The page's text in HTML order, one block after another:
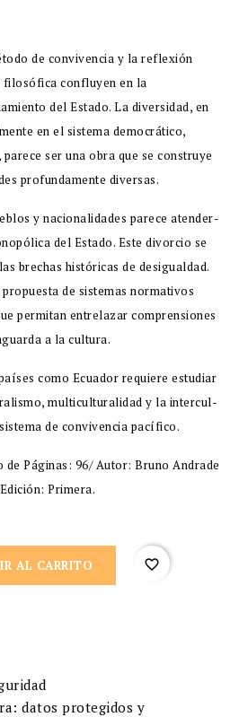
de convivencia y la reflexión
confluyen en la
del Estado. La diversidad, en
en el sistema democrático,
ser una obra que se construye
profundamente diversas.
y nacionalidades parece atender­
del Estado. Este divorcio se
brechas históricas de desigualdad.
de sistemas normativos
permitan entrelazar comprensiones
a la cultura.
como Ecuador requiere estudiar
multiculturalidad y la intercul­
de convivencia pacífico.
de Páginas: 96/ Autor: Bruno Andrade
Primera.
AL CARRITO favorite_border
datos protegidos y